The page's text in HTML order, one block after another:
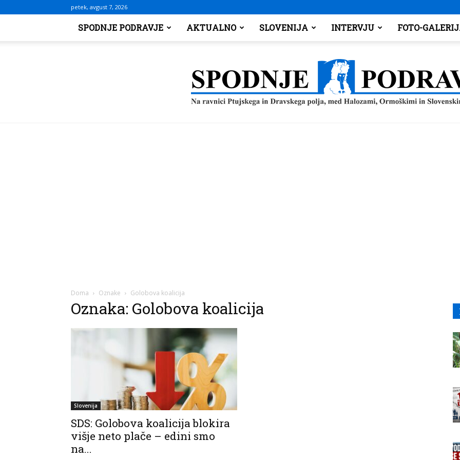
petek, avgust 7, 2026
SPODNJE PODRAVJE AKTUALNO SLOVENIJA INTERVJU FOTO-
Doma Oznake Golobova koalicija
Oznaka: Golobova koalicija
Slovenija
SDS: Golobova koalicija blokira
višje neto plače – edini smo
na...